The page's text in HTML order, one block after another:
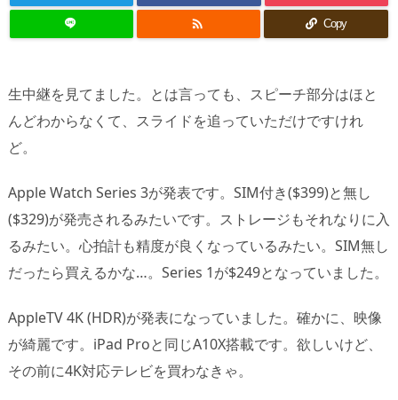
 Copy
生中継を見てました。とは言っても、スピーチ部分はほと
んどわからなくて、スライドを追っていただけですけれ
ど。
Apple Watch Series 3が発表です。SIM付き($399)と無し
($329)が発売されるみたいです。ストレージもそれなりに入
るみたい。心拍計も精度が良くなっているみたい。SIM無し
だったら買えるかな…。Series 1が$249となっていました。
AppleTV 4K (HDR)が発表になっていました。確かに、映像
が綺麗です。iPad Proと同じA10X搭載です。欲しいけど、
その前に4K対応テレビを買わなきゃ。